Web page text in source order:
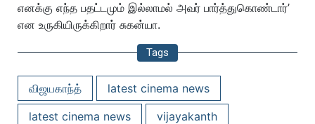
எனக்கு எந்த பதட்டமும் இல்லாமல் அவர் பார்த்துகொண்டார்’
என உருகியிருக்கிறார் சுகன்யா.
Tags
விஜயகாந்த்
latest cinema news
latest cinema news
vijayakanth